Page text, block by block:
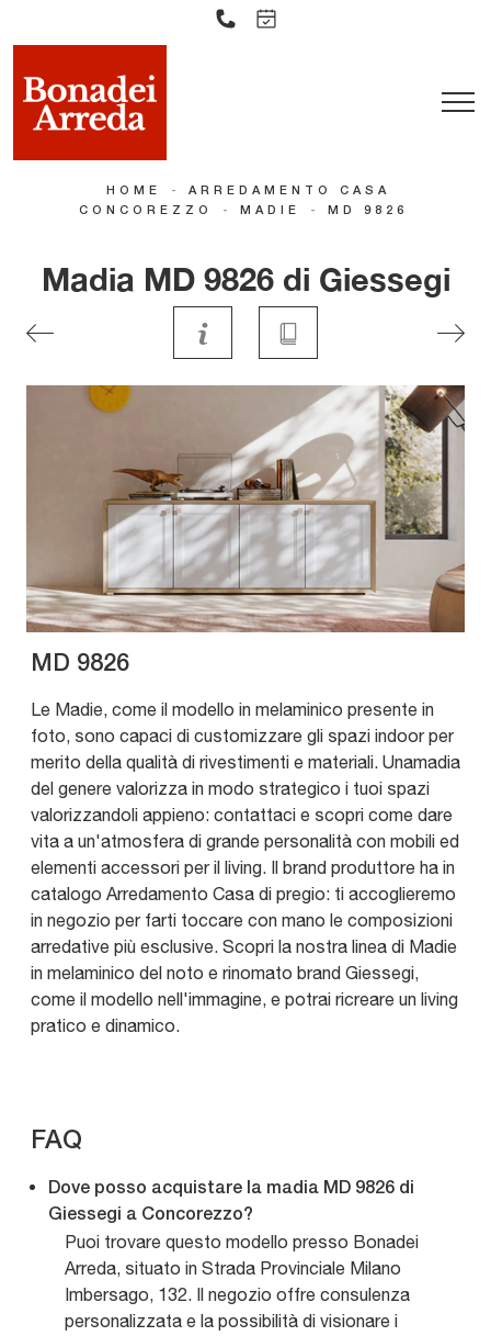
HOME -
ARREDAMENTO CASA
CONCOREZZO
- MADIE - MD 9826
Madia MD 9826 di Giessegi
MD 9826
Le Madie, come il modello in melaminico presente in
foto, sono capaci di customizzare gli spazi indoor per
merito della qualità di rivestimenti e materiali. Unamadia
del genere valorizza in modo strategico i tuoi spazi
valorizzandoli appieno: contattaci e scopri come dare
vita a un'atmosfera di grande personalità con mobili ed
elementi accessori per il living. Il brand produttore ha in
catalogo Arredamento Casa di pregio: ti accoglieremo
in negozio per farti toccare con mano le composizioni
arredative più esclusive. Scopri la nostra linea di Madie
in melaminico del noto e rinomato brand Giessegi,
come il modello nell'immagine, e potrai ricreare un living
pratico e dinamico.
FAQ
Dove posso acquistare la madia MD 9826 di
Giessegi a Concorezzo?
Puoi trovare questo modello presso Bonadei
Arreda, situato in Strada Provinciale Milano
Imbersago, 132. Il negozio offre consulenza
personalizzata e la possibilità di visionare i